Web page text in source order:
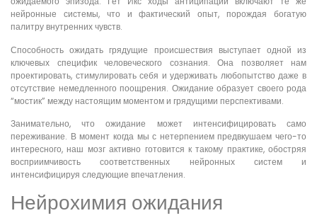
нейронные системы, что и фактический опыт, порождая богатую
палитру внутренних чувств.
Способность ожидать грядущие происшествия выступает одной из
ключевых специфик человеческого сознания. Она позволяет нам
проектировать, стимулировать себя и удерживать любопытство даже в
отсутствие немедленного поощрения. Ожидание образует своего рода
“мостик” между настоящим моментом и грядущими перспективами.
Занимательно, что ожидание может интенсифицировать само
переживание. В момент когда мы с нетерпением предвкушаем чего-то
интересного, наш мозг активно готовится к такому практике, обостряя
восприимчивость соответственных нейронных систем и
интенсифицируя следующие впечатления.
Нейрохимия ожидания